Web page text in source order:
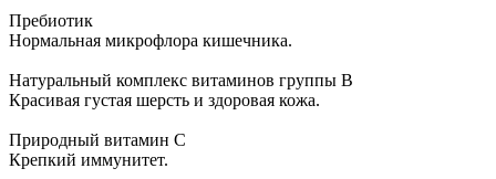
Пребиотик
Нормальная микрофлора кишечника.
Натуральный комплекс витаминов группы В
Красивая густая шерсть и здоровая кожа.
Природный витамин С
Крепкий иммунитет.